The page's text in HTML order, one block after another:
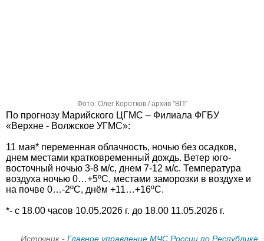
Фото: Олег Коротков / архив "ВП"
По прогнозу Марийского ЦГМС – Филиала ФГБУ
«Верхне - Волжское УГМС»:
11 мая* переменная облачность, ночью без осадков,
днем местами кратковременный дождь. Ветер юго-
восточный ночью 3-8 м/с, днем 7-12 м/с. Температура
воздуха ночью 0…+5ºС, местами заморозки в воздухе и
на почве 0…-2ºС, днём +11…+16ºС.
*- с 18.00 часов 10.05.2026 г. до 18.00 11.05.2026 г.
Источник - Главное управление МЧС России по Республике